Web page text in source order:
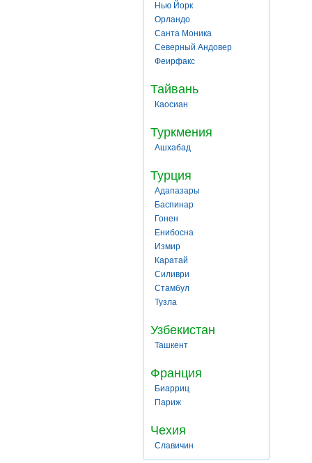
Нью Йорк
Орландо
Санта Моника
Северный Андовер
Феирфакс
Тайвань
Каосиан
Туркмения
Ашхабад
Турция
Адапазары
Баспинар
Гонен
Енибосна
Измир
Каратай
Силиври
Стамбул
Тузла
Узбекистан
Ташкент
Франция
Биарриц
Париж
Чехия
Славичин